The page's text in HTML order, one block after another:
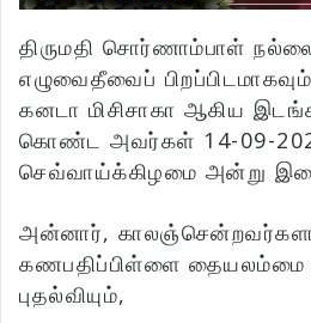
திருமதி சொர்ணாம்பாள்
எழுவைதீவைப்
கனடா மிசிசாகா ஆகிய
கொண்ட அவர்கள் 14-09-
செவ்வாய்க்கிழமை அன்று
அன்னார்,
கணபதிப்பிள்ளை தையலம்மை
புதல்வியும்,